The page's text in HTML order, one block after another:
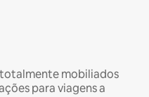
mobiliados
para viagens a